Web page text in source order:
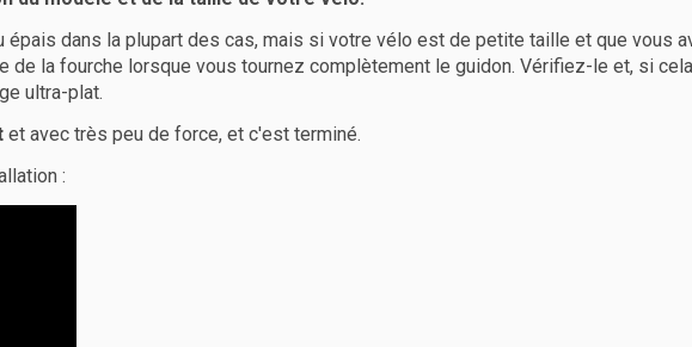
épais dans la plupart des cas, mais si votre vélo est de petite taille et que vous
la fourche lorsque vous tournez complètement le guidon. Vérifiez-le et, si
ultra-plat.
et avec très peu de force, et c'est terminé.
: